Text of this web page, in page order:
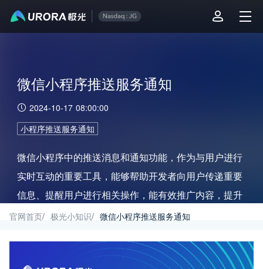
微信小程序推送服务通知
2024-10-17 08:00:00
小程序推送服务通知
微信小程序中的推送消息和通知功能，作为与用户进行
实时互动的重要工具，能够帮助开发者向用户传递重要
信息、提醒用户进行相关操作，能有效推广内容，提升
用户体验和粘性。本文介绍微信小程序中推送消息和通
消息推送平台，展示在实际应用。
官网首页/ 极光小知识/ 微信小程序推送服务通知